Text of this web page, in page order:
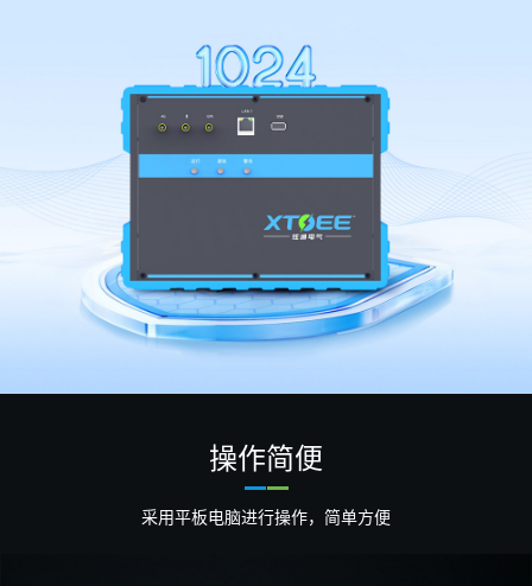
操作简便
采用平板电脑进行操作，简单方便